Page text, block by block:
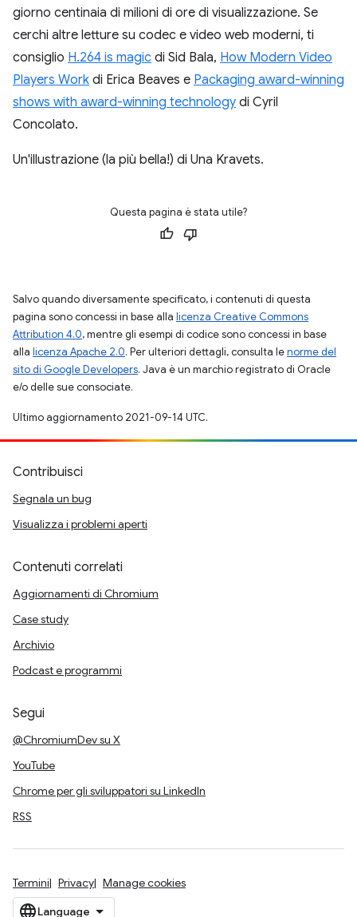
giorno centinaia di milioni di ore di visualizzazione. Se
cerchi altre letture su codec e video web moderni, ti
consiglio H.264 is magic di Sid Bala, How Modern Video
Players Work di Erica Beaves e Packaging award-winning
shows with award-winning technology di Cyril
Concolato.
Un'illustrazione (la più bella!) di Una Kravets.
Questa pagina è stata utile?
Salvo quando diversamente specificato, i contenuti di questa
pagina sono concessi in base alla licenza Creative Commons
Attribution 4.0, mentre gli esempi di codice sono concessi in base
alla licenza Apache 2.0. Per ulteriori dettagli, consulta lenorme del
sito di Google Developers. Java è un marchio registrato di Oracle
e/o delle sue consociate.
Ultimo aggiornamento 2021-09-14 UTC.
Contribuisci
Segnala un bug
Visualizza i problemi aperti
Contenuti correlati
Aggiornamenti di Chromium
Case study
Archivio
Podcast e programmi
Segui
@ChromiumDev su X
YouTube
Chrome per gli sviluppatori su LinkedIn
RSS
Termini Privacy Manage cookies